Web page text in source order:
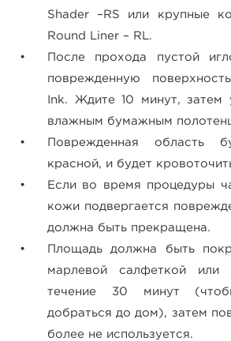
Shader –RS или крупные
Round Liner – RL.
После прохода пустой
поврежденную
Ink. Ждите 10 минут, затем
влажным бумажным
Поврежденная область
красной, и будет
Если во время процедуры
кожи подвергается
должна быть прекращена.
Площадь должна быть
марлевой салфеткой
течение 30 минут
добраться до дом), затем
более не используется.